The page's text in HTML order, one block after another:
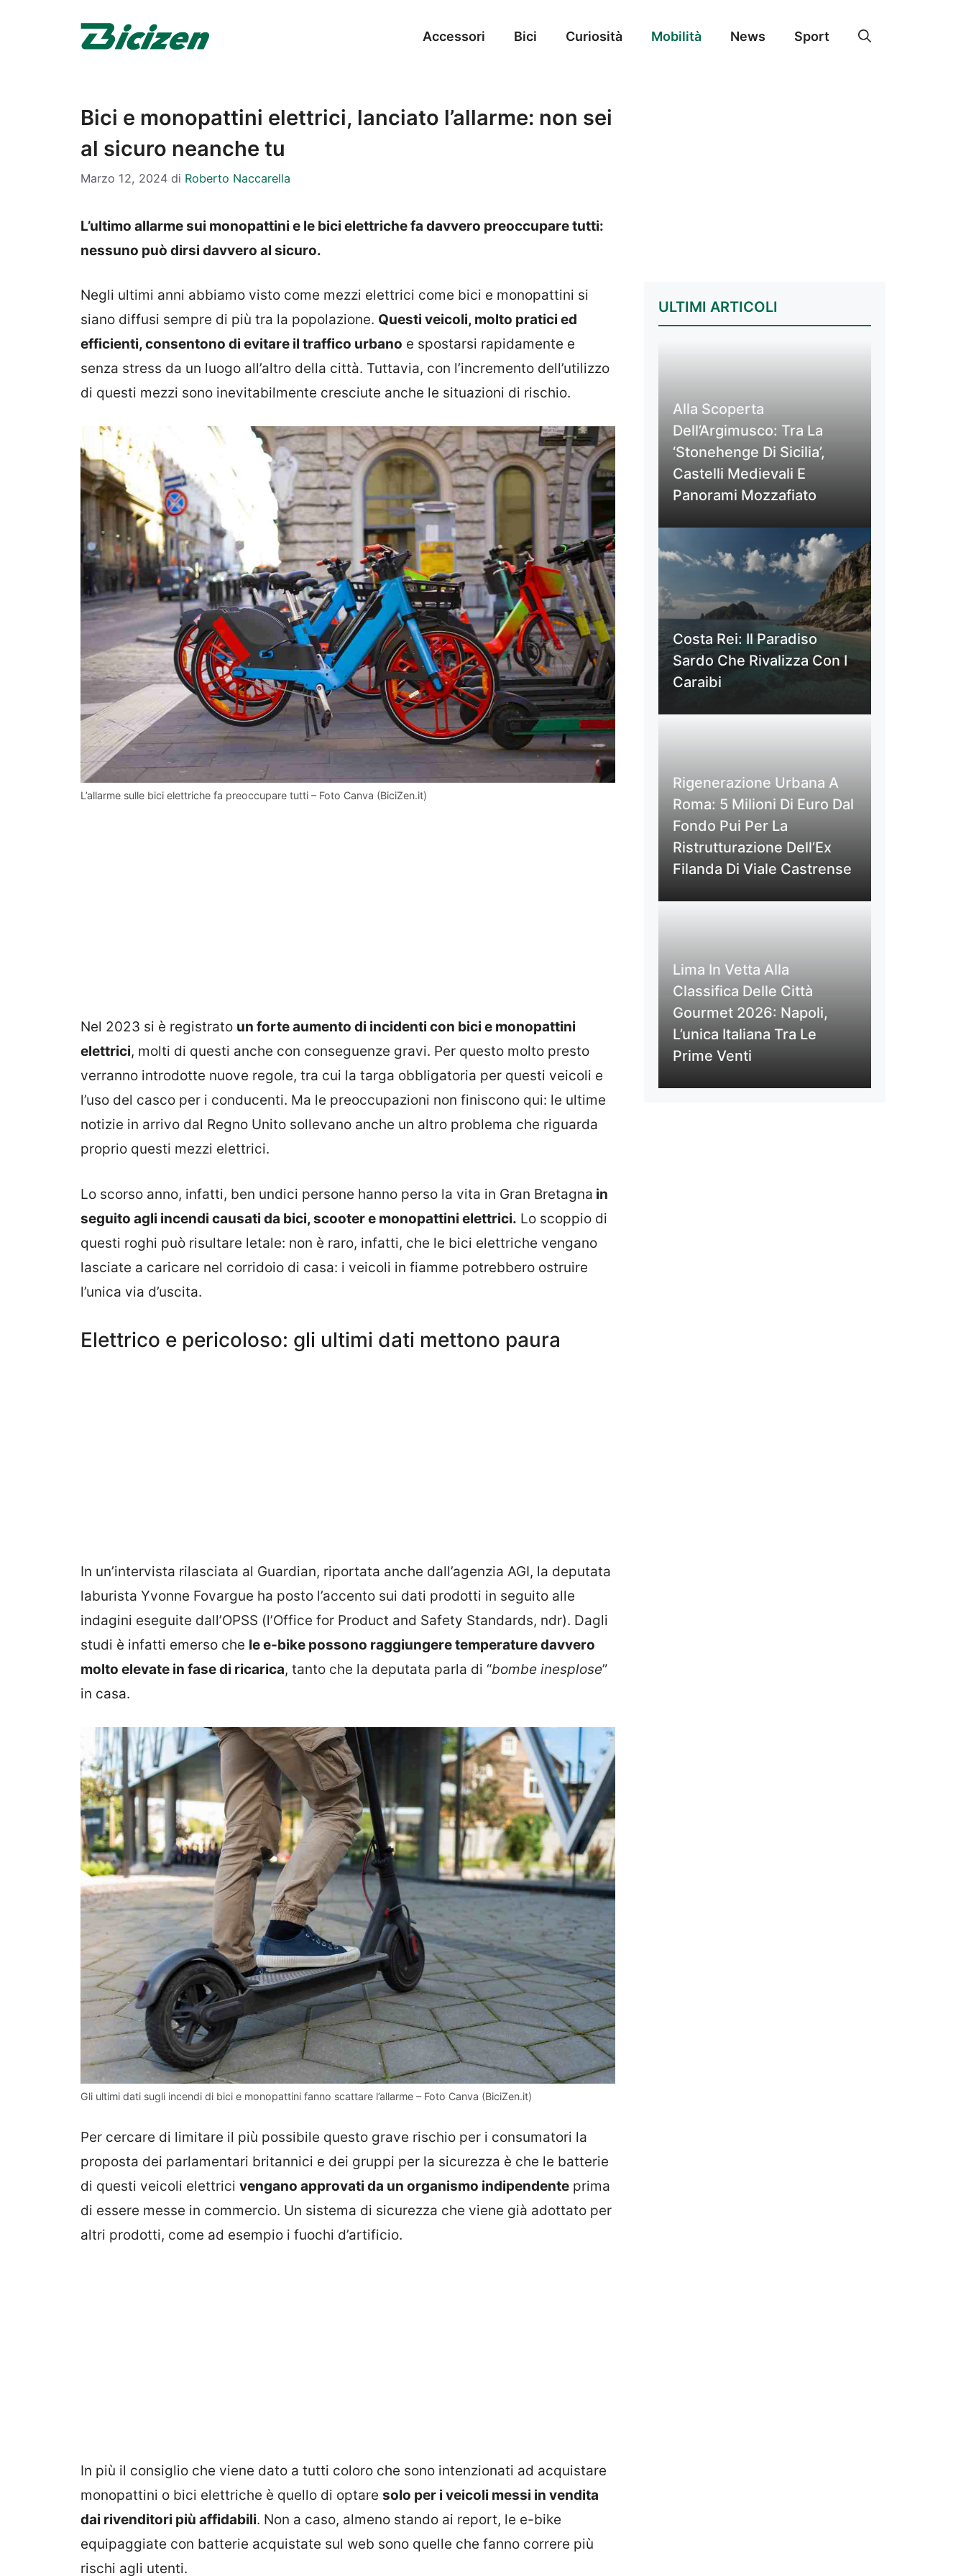
Accessori Bici Curiosità Mobilità News Sport
Bici e monopattini elettrici, lanciato l’allarme: non sei
al sicuro neanche tu
Marzo 12, 2024 di Roberto Naccarella
L’ultimo allarme sui monopattini e le bici elettriche fa davvero preoccupare tutti:
nessuno può dirsi davvero al sicuro.
Negli ultimi anni abbiamo visto come mezzi elettrici come bici e monopattini si
siano diffusi sempre di più tra la popolazione. Questi veicoli, molto pratici ed
efficienti, consentono di evitare il traffico urbano e spostarsi rapidamente e
senza stress da un luogo all’altro della città. Tuttavia, con l’incremento dell’utilizzo
di questi mezzi sono inevitabilmente cresciute anche le situazioni di rischio.
L’allarme sulle bici elettriche fa preoccupare tutti – Foto Canva (BiciZen.it)
Nel 2023 si è registrato un forte aumento di incidenti con bici e monopattini
elettrici, molti di questi anche con conseguenze gravi. Per questo molto presto
verranno introdotte nuove regole, tra cui la targa obbligatoria per questi veicoli e
l’uso del casco per i conducenti. Ma le preoccupazioni non finiscono qui: le ultime
notizie in arrivo dal Regno Unito sollevano anche un altro problema che riguarda
proprio questi mezzi elettrici.
Lo scorso anno, infatti, ben undici persone hanno perso la vita in Gran Bretagna in
seguito agli incendi causati da bici, scooter e monopattini elettrici. Lo scoppio di
questi roghi può risultare letale: non è raro, infatti, che le bici elettriche vengano
lasciate a caricare nel corridoio di casa: i veicoli in fiamme potrebbero ostruire
l’unica via d’uscita.
Elettrico e pericoloso: gli ultimi dati mettono paura
In un’intervista rilasciata al Guardian, riportata anche dall’agenzia AGI, la deputata
laburista Yvonne Fovargue ha posto l’accento sui dati prodotti in seguito alle
indagini eseguite dall’OPSS (l’Office for Product and Safety Standards, ndr). Dagli
studi è infatti emerso che le e-bike possono raggiungere temperature davvero
molto elevate in fase di ricarica, tanto che la deputata parla di “bombe inesplose”
in casa.
Gli ultimi dati sugli incendi di bici e monopattini fanno scattare l’allarme – Foto Canva (BiciZen.it)
Per cercare di limitare il più possibile questo grave rischio per i consumatori la
proposta dei parlamentari britannici e dei gruppi per la sicurezza è che le batterie
di questi veicoli elettrici vengano approvati da un organismo indipendente prima
di essere messe in commercio. Un sistema di sicurezza che viene già adottato per
altri prodotti, come ad esempio i fuochi d’artificio.
In più il consiglio che viene dato a tutti coloro che sono intenzionati ad acquistare
monopattini o bici elettriche è quello di optare solo per i veicoli messi in vendita
dai rivenditori più affidabili. Non a caso, almeno stando ai report, le e-bike
equipaggiate con batterie acquistate sul web sono quelle che fanno correre più
rischi agli utenti.
ULTIMI ARTICOLI
Alla Scoperta
Dell’Argimusco: Tra La
‘Stonehenge Di Sicilia’,
Castelli Medievali E
Panorami Mozzafiato
Costa Rei: Il Paradiso
Sardo Che Rivalizza Con I
Caraibi
Rigenerazione Urbana A
Roma: 5 Milioni Di Euro Dal
Fondo Pui Per La
Ristrutturazione Dell’Ex
Filanda Di Viale Castrense
Lima In Vetta Alla
Classifica Delle Città
Gourmet 2026: Napoli,
L’unica Italiana Tra Le
Prime Venti